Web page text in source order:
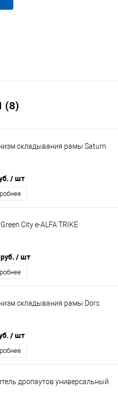
складывания рамы Saturn
/ шт
City e-ALFA TRIKE
/ шт
складывания рамы Dors
/ шт
дропаутов универсальный